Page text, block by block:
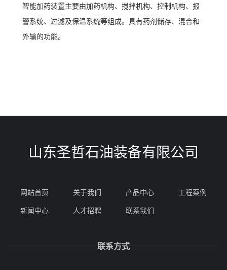
智能加药装置主要由加药机构、搅拌机构、控制机构、报
警系统、过滤及保温系统等组成。具有药剂储存、混合和
外输的功能。
山东圣哲石油装备有限公司
网站首页 关于我们 产品中心
工程案例
新闻中心
人才招聘 联系我们
联系方式